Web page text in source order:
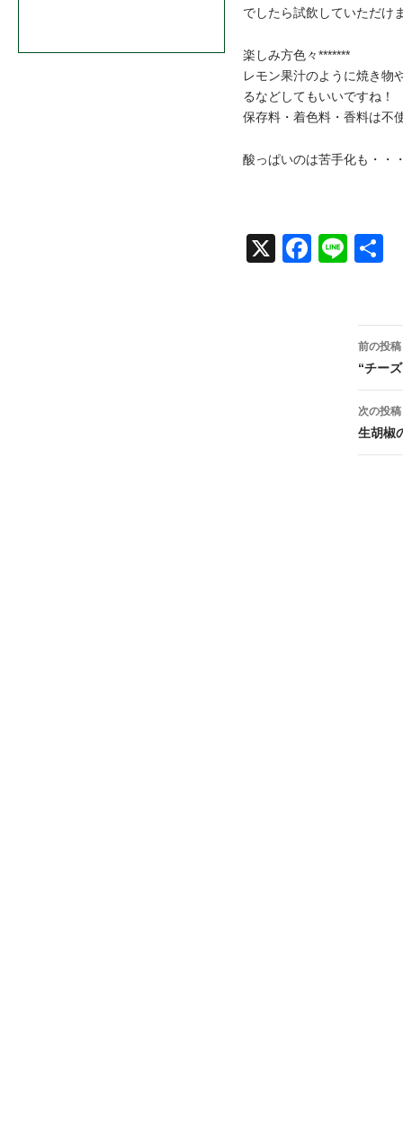
でしたら試飲していただけ
楽しみ方色々*******
レモン果汁のように焼き物
るなどしてもいいですね！
保存料・着色料・香料は不
酸っぱいのは苦手化も・・
Face
Line
投
稿
ナ
ビ
前の投稿
“チー
次の投稿
生胡椒